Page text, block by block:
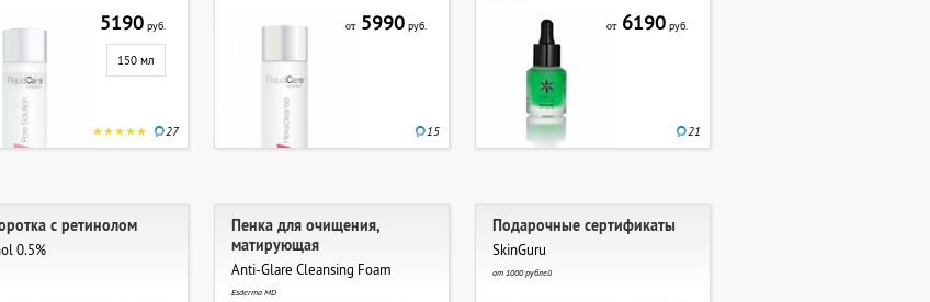
5190 руб.
150 мл
27
от5990 руб.
15
от6190 руб.
21
с ретинолом
0.5%
Пенка для очищения,
матирующая
Anti-Glare Cleansing Foam
Esderma MD
Подарочные сертификаты
SkinGuru
от 1000 рублей